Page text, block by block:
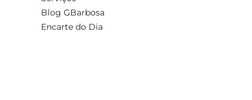
Blog GBarbosa
Encarte do Dia